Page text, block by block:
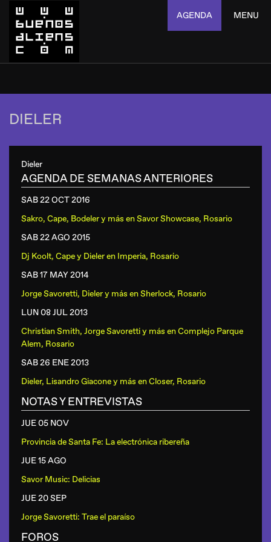
AGENDA MENU
DIELER
Dieler
AGENDA DE SEMANAS ANTERIORES
SAB 22 OCT2016
Sakro, Cape, Bodeler y más enSavor Showcase, Rosario
SAB 22 AGO 2015
Dj Koolt, Cape y Dieleren Imperia, Rosario
SAB 17 MAY2014
Jorge Savoretti, Dieler y más enSherlock, Rosario
LUN 08 JUL2013
Christian Smith, Jorge Savoretti y más enComplejo Parque
Alem, Rosario
SAB 26 ENE2013
Dieler, Lisandro Giacone y más enCloser, Rosario
NOTAS Y ENTREVISTAS
JUE 05 NOV
Provincia de Santa Fe: La electrónica ribereña
JUE 15 AGO
Savor Music: Delicias
JUE 20 SEP
Jorge Savoretti: Trae el paraíso
FOROS